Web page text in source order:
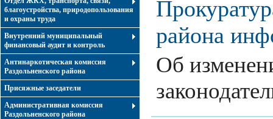
благоустройства, природопользования
и охраны труда
Внутренний муниципальный
финансовый аудит и контроль
Антинаркотическая комиссия
Раздольненского района
Присяжные заседатели
Административная комиссия
Раздольненского района
района
Об